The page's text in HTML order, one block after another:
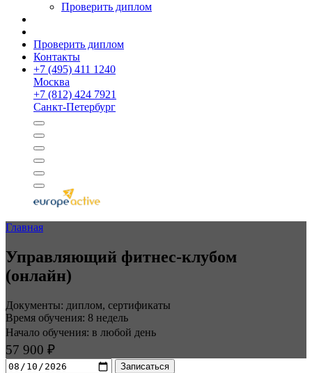
Проверить диплом
Проверить диплом
Контакты
+7 (495) 411 1240
Москва
+7 (812) 424 7921
Санкт-Петербург
Главная
Управляющий фитнес-клубом
(онлайн)
Документы: диплом, сертификаты
Время обучения: 8 недель
Начало обучения: в любой день
57 900 ₽
Записаться